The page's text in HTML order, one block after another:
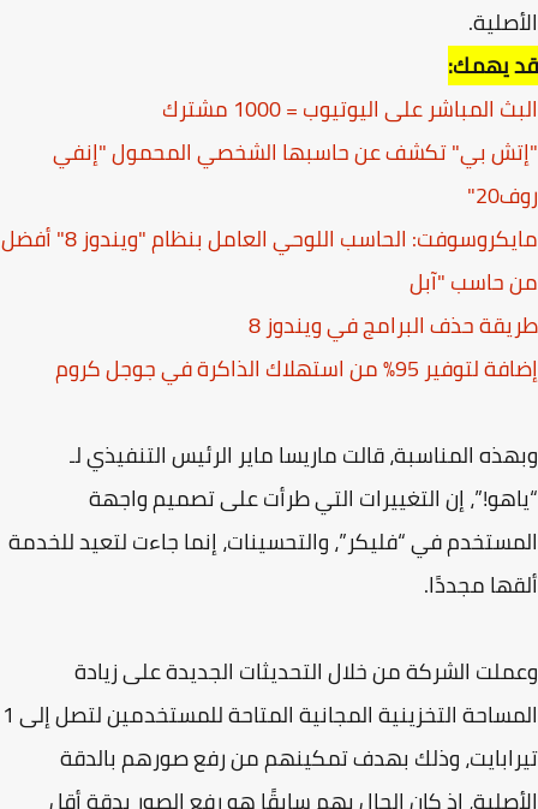
يهمك:
المباشر على اليوتيوب = 1000 مشترك
بي" تكشف عن حاسبها الشخصي المحمول "إنفي
مايكروسوفت: الحاسب اللوحي العامل بنظام "ويندوز 8" أفضل
حاسب "آبل
حذف البرامج في ويندوز 8
95% من استهلاك الذاكرة في جوجل كروم
المناسبة، قالت ماريسا ماير الرئيس التنفيذي لـ
إن التغييرات التي طرأت على تصميم واجهة
في “فليكر”، والتحسينات، إنما جاءت لتعيد للخدمة
مجددًا.
الشركة من خلال التحديثات الجديدة على زيادة
المساحة التخزينية المجانية المتاحة للمستخدمين لتصل إلى 1
وذلك بهدف تمكينهم من رفع صورهم بالدقة